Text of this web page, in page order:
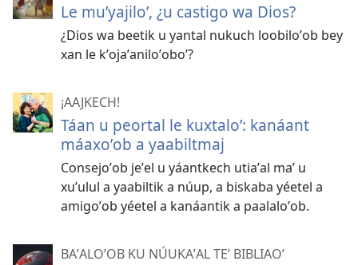
Le muʼyajiloʼ, ¿u castigo wa Dios?
¿Dios wa beetik u yantal nukuch loobiloʼob bey
xan le kʼojaʼaniloʼoboʼ?
¡AAJKECH!
Táan u peortal le kuxtaloʼ: kanáant
máaxoʼob a yaabiltmaj
Consejoʼob jeʼel u yáantkech utiaʼal maʼ u
xuʼulul a yaabiltik a núup, a biskaba yéetel a
amigoʼob yéetel a kanáantik a paalaloʼob.
BAʼALOʼOB KU NÚUKAʼAL TEʼ BIBLIAOʼ